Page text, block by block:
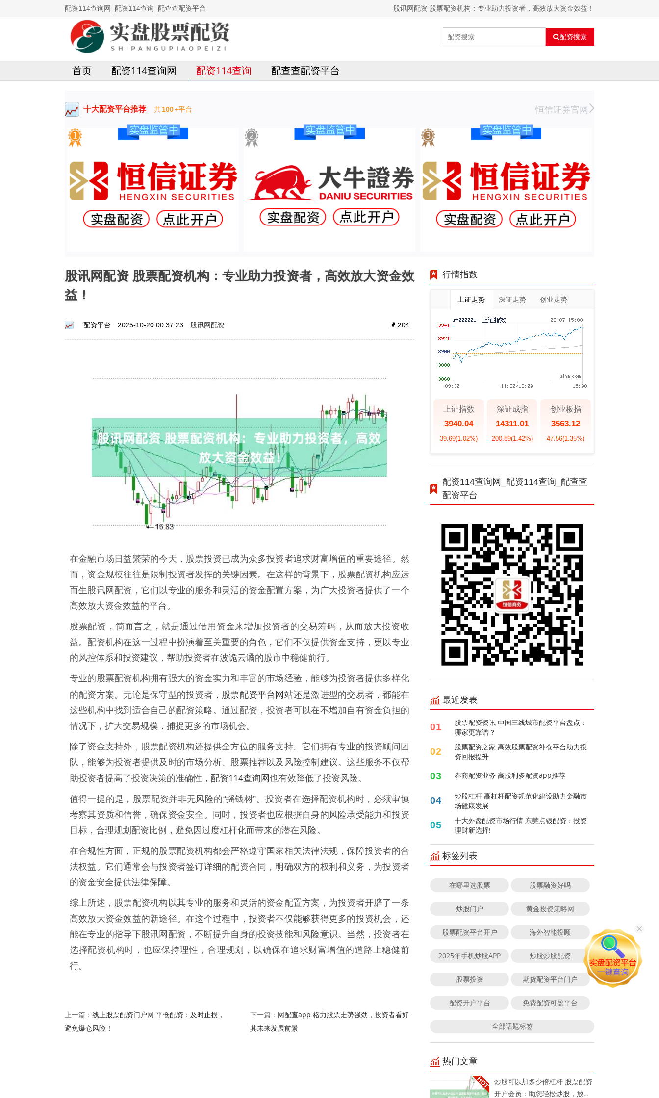
配资114查询网_配资114查询_配查查配资平台 股讯网配资 股票配资机构：专业助力投资者，高效放大资金效益！
配资搜索
首页 配资114查询网 配资114查询 配查查配资平台
十大配资平台推荐 共100+平台 恒信证券官网
股讯网配资 股票配资机构：专业助力投资者，高效放大资金效
益！
配资平台 2025-10-20 00:37:23 股讯网配资 204
在金融市场日益繁荣的今天，股票投资已成为众多投资者追求财富增值的重要途径。然
而，资金规模往往是限制投资者发挥的关键因素。在这样的背景下，股票配资机构应运
而生股讯网配资，它们以专业的服务和灵活的资金配置方案，为广大投资者提供了一个
高效放大资金效益的平台。
股票配资，简而言之，就是通过借用资金来增加投资者的交易筹码，从而放大投资收
益。配资机构在这一过程中扮演着至关重要的角色，它们不仅提供资金支持，更以专业
的风控体系和投资建议，帮助投资者在波诡云谲的股市中稳健前行。
专业的股票配资机构拥有强大的资金实力和丰富的市场经验，能够为投资者提供多样化
的配资方案。无论是保守型的投资者， 股票配资平台网站还是激进型的交易者，都能在
这些机构中找到适合自己的配资策略。通过配资，投资者可以在不增加自有资金负担的
情况下，扩大交易规模，捕捉更多的市场机会。
除了资金支持外，股票配资机构还提供全方位的服务支持。它们拥有专业的投资顾问团
队，能够为投资者提供及时的市场分析、股票推荐以及风险控制建议。这些服务不仅帮
助投资者提高了投资决策的准确性， 配资114查询网也有效降低了投资风险。
值得一提的是，股票配资并非无风险的“摇钱树”。投资者在选择配资机构时，必须审慎
考察其资质和信誉，确保资金安全。同时，投资者也应根据自身的风险承受能力和投资
目标，合理规划配资比例，避免因过度杠杆化而带来的潜在风险。
在合规性方面，正规的股票配资机构都会严格遵守国家相关法律法规，保障投资者的合
法权益。它们通常会与投资者签订详细的配资合同，明确双方的权利和义务，为投资者
的资金安全提供法律保障。
综上所述，股票配资机构以其专业的服务和灵活的资金配置方案，为投资者开辟了一条
高效放大资金效益的新途径。在这个过程中，投资者不仅能够获得更多的投资机会，还
能在专业的指导下股讯网配资，不断提升自身的投资技能和风险意识。当然，投资者在
选择配资机构时，也应保持理性，合理规划，以确保在追求财富增值的道路上稳健前
行。
上一篇： 线上股票配资门户网 平仓配资：及时止损，
避免爆仓风险！
下一篇： 网配查app 格力股票走势强劲，投资者看好
其未来发展前景
行情指数
上证走势 深证走势 创业走势
上证指数
3940.04
39.69(1.02%)
深证成指
14311.01
200.89(1.42%)
创业板指
3563.12
47.56(1.35%)
配资114查询网_配资114查询_配查查
配资平台
最近发表
01
股票配资资讯 中国三线城市配资平台盘点：
哪家更靠谱？
02
股票配资之家 高效股票配资补仓平台助力投
资回报提升
03 券商配资业务 高股利多配资app推荐
04
炒股杠杆 高杠杆配资规范化建设助力金融市
场健康发展
05
十大外盘配资市场行情 东莞点银配资：投资
理财新选择!
标签列表
在哪里选股票 股票融资好吗
炒股门户 黄金投资策略网
股票配资平台开户 海外智能投顾
2025年手机炒股APP 炒股炒股配资
股票投资 期货配资平台门户
配资开户平台 免费配资可盈平台
全部话题标签
热门文章
炒股可以加多少倍杠杆 股票配资
开户会员：助您轻松炒股，放大